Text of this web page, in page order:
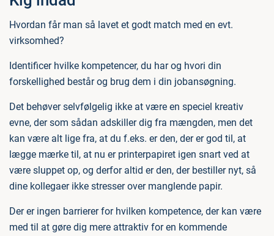
Hvordan får man så lavet et godt match med en evt.
virksomhed?
Identificer hvilke kompetencer, du har og hvori din
forskellighed består og brug dem i din jobansøgning.
Det behøver selvfølgelig ikke at være en speciel kreativ
evne, der som sådan adskiller dig fra mængden, men det
kan være alt lige fra, at du f.eks. er den, der er god til, at
lægge mærke til, at nu er printerpapiret igen snart ved at
være sluppet op, og derfor altid er den, der bestiller nyt, så
dine kollegaer ikke stresser over manglende papir.
Der er ingen barrierer for hvilken kompetence, der kan være
med til at gøre dig mere attraktiv for en kommende